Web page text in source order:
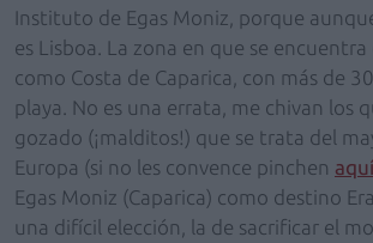
Instituto de Egas Moniz, porque
es Lisboa. La zona en que se encuentra
como Costa de Caparica, con más de
playa. No es una errata, me chivan los
gozado (¡malditos!) que se trata del
Europa (si no les convence pinchen aquí
Egas Moniz (Caparica) como destino
una difícil elección, la de sacrificar el